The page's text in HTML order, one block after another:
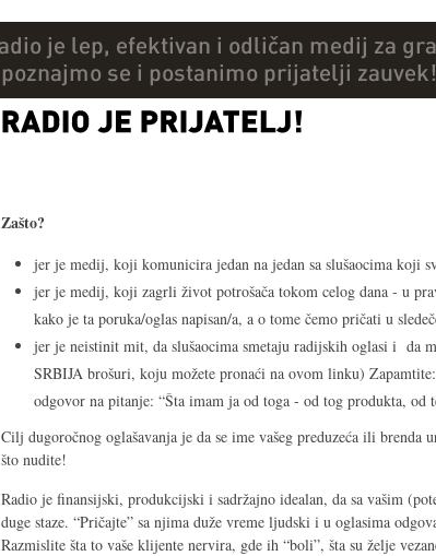
Zašto?
jer je medij, koji komunicira jedan na jedan sa slušaocima koji
jer je medij, koji zagrli život potrošača tokom celog dana - u
kako je ta poruka/oglas napisan/a, a o tome čemo pričati u
jer je neistinit mit, da slušaocima smetaju radijskih oglasi i da
SRBIJA brošuri, koju možete pronaći na ovom linku)
odgovor na pitanje: “Šta imam ja od toga - od tog produkta, od
Cilj dugoročnog oglašavanja je da se ime vašeg preduzeća ili brenda
što nudite!
Radio je finansijski, produkcijski i sadržajno idealan, da sa vašim
duge staze. “Pričajte” sa njima duže vreme ljudski i u oglasima
Razmislite šta to vaše klijente nervira, gde ih “boli”, šta su želje